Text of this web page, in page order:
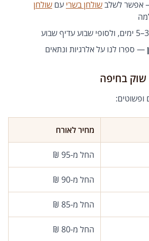
אפשר לשלבשולחן בשרי עם שולחן
— ספרו לנו על אלרגיות ונתאים
בחיפה
ופשוטים:
מחיר לאורח
החל מ-95 ₪
החל מ-90 ₪
החל מ-85 ₪
החל מ-80 ₪